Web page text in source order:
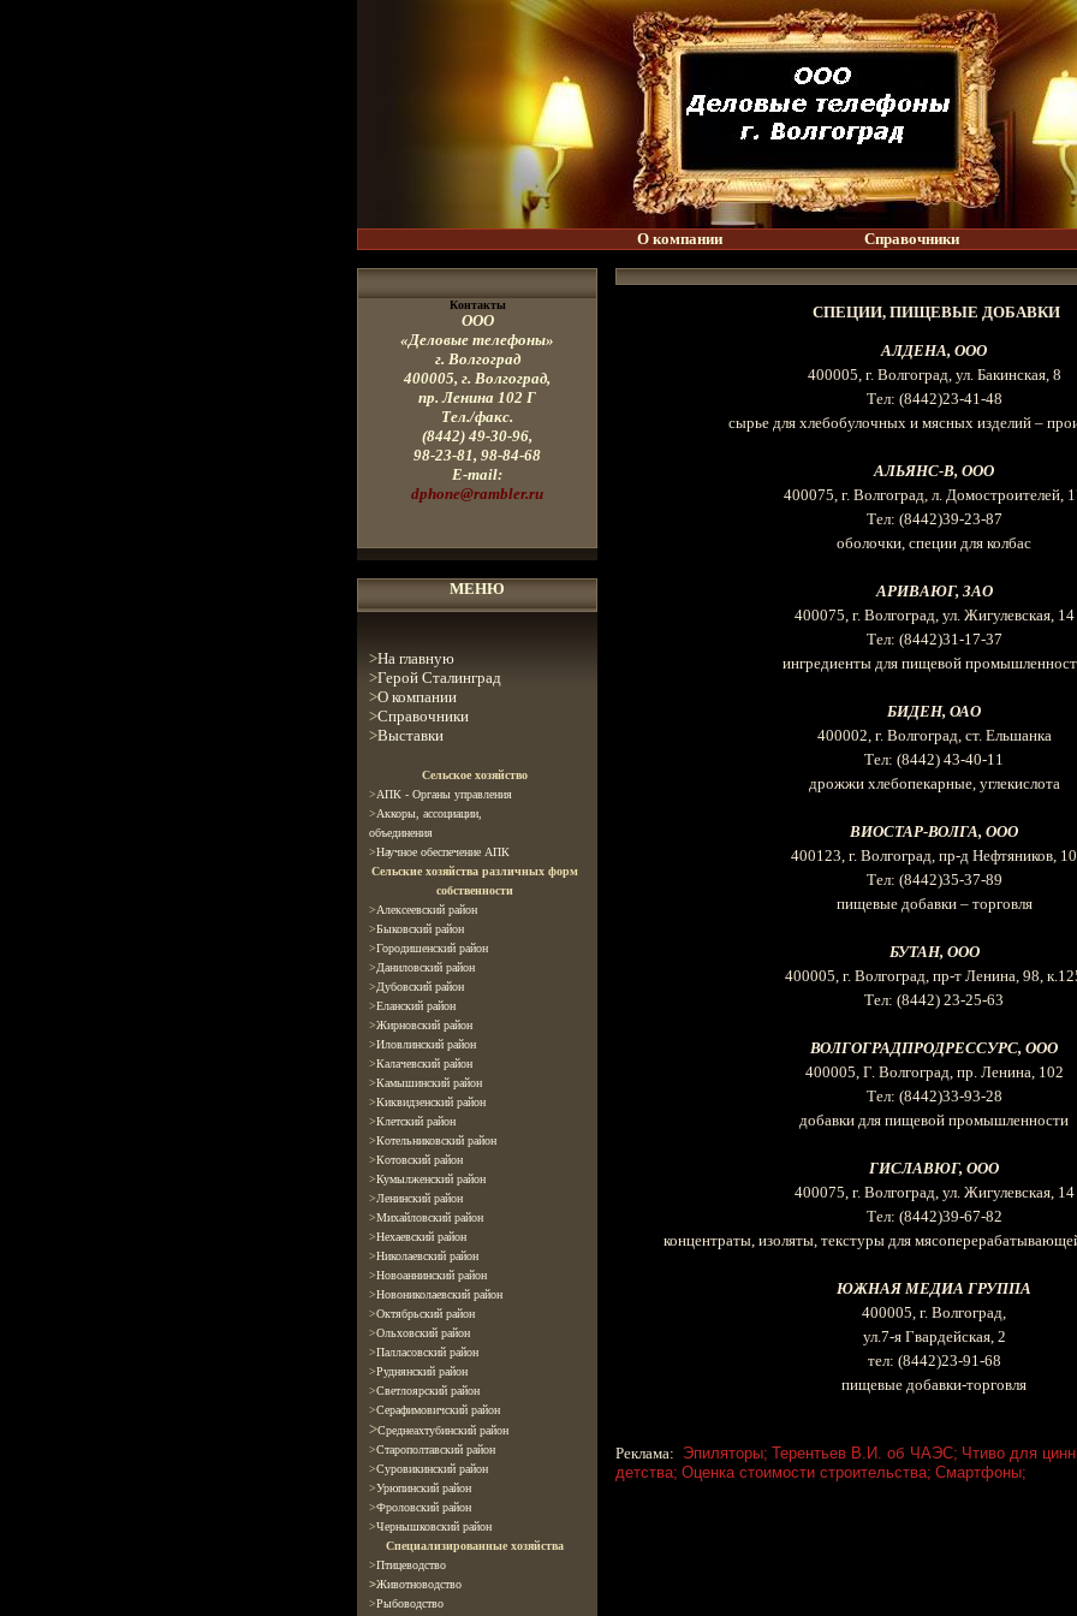
О компании Справочники
Контакты
ООО
«Деловые телефоны»
г. Волгоград
400005, г. Волгоград,
пр. Ленина 102 Г
Тел./факс.
(8442) 49-30-96,
98-23-81, 98-84-68
E-mail:
dphone@rambler.ru
МЕНЮ
>На главную
>Герой Сталинград
>О компании
>Справочники
>Выставки
Сельское хозяйство
>АПК - Органы управления
>Аккоры, ассоциации,
объединения
>Научное обеспечение АПК
Сельские хозяйства различных форм
собственности
>Алексеевский район
>Быковский район
>Городишенский район
>Даниловский район
>Дубовский район
>Еланский район
>Жирновский район
>Иловлинский район
>Калачевский район
>Камышинский район
>Киквидзенский район
>Клетский район
>Котельниковский район
>Котовский район
>Кумылженский район
>Ленинский район
>Михайловский район
>Нехаевский район
>Николаевский район
>Новоаннинский район
>Новониколаевский район
>Октябрьский район
>Ольховский район
>Палласовский район
>Руднянский район
>Светлоярский район
>Серафимовичский район
>Среднеахтубинский район
>Старополтавский район
>Суровикинский район
>Урюпинский район
>Фроловский район
>Чернышковский район
Специализированные хозяйства
>Птицеводство
>Животноводство
>Рыбоводство
СПЕЦИИ, ПИЩЕВЫЕ ДОБАВКИ
АЛДЕНА, ООО
400005, г. Волгоград, ул. Бакинская, 8
Тел: (8442)23-41-48
сырье для хлебобулочных и мясных изделий –
АЛЬЯНС-В, ООО
400075, г. Волгоград, л. Домостроителей,
Тел: (8442)39-23-87
оболочки, специи для колбас
АРИВАЮГ, ЗАО
400075, г. Волгоград, ул. Жигулевская, 14
Тел: (8442)31-17-37
ингредиенты для пищевой
БИДЕН, ОАО
400002, г. Волгоград, ст. Ельшанка
Тел: (8442) 43-40-11
дрожжи хлебопекарные, углекислота
ВИОСТАР-ВОЛГА, ООО
400123, г. Волгоград, пр-д Нефтяников, 10
Тел: (8442)35-37-89
пищевые добавки – торговля
БУТАН, ООО
400005, г. Волгоград, пр-т Ленина, 98,
Тел: (8442) 23-25-63
ВОЛГОГРАДПРОДРЕССУРС, ООО
400005, Г. Волгоград, пр. Ленина, 102
Тел: (8442)33-93-28
добавки для пищевой промышленности
ГИСЛАВЮГ, ООО
400075, г. Волгоград, ул. Жигулевская, 14
Тел: (8442)39-67-82
концентраты, изоляты, текстуры для
ЮЖНАЯ МЕДИА ГРУППА
400005, г. Волгоград,
ул.7-я Гвардейская, 2
тел: (8442)23-91-68
пищевые добавки-торговля
Реклама: Эпиляторы; Терентьев В.И. об ЧАЭС; Чтиво для
детства; Оценка стоимости строительства; Смартфоны;